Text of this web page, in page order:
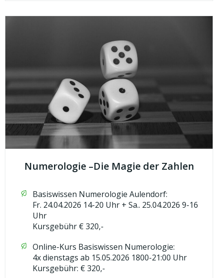
Numerologie –Die Magie der Zahlen
Basiswissen Numerologie Aulendorf:
Fr. 24.04.2026 14-20 Uhr + Sa.. 25.04.2026 9-16
Uhr
Kursgebühr € 320,-
Online-Kurs Basiswissen Numerologie:
4x dienstags ab 15.05.2026 1800-21:00 Uhr
Kursgebühr: € 320,-